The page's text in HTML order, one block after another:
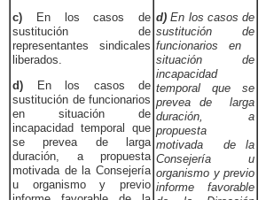
c)
En los casos de
sustitución de
representantes sindicales
liberados.
d)
En los casos de
sustitución de funcionarios
en situación de
incapacidad temporal que
se prevea de larga
duración, a propuesta
motivada de la Consejería
u organismo y previo
d)En los casos de
sustitución de
funcionarios en
situación de
incapacidad
temporal que se
prevea de larga
duración, a
propuesta
motivada de la
Consejería u
organismo y previo
informe favorable